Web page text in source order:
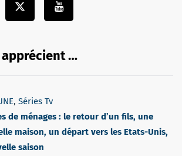
…
, Séries Tv
de ménages : le retour d’un fils, une
maison, un départ vers les Etats-Unis,
saison